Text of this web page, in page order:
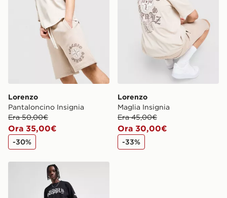
Lorenzo
Pantaloncino Insignia
Era 50,00€
Ora 35,00€
-30%
Lorenzo
Maglia Insignia
Era 45,00€
Ora 30,00€
-33%
Supply & Demand Pantaloncino Armas